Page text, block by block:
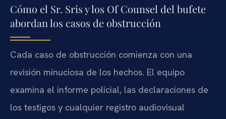
Cómo el Sr. Sris y los Of Counsel del bufete
abordan los casos de obstrucción
Cada caso de obstrucción comienza con una
revisión minuciosa de los hechos. El equipo
examina el informe policial, las declaraciones de
los testigos y cualquier registro audiovisual